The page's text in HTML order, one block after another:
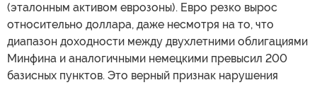
(эталонным активом еврозоны). Евро резко вырос
относительно доллара, даже несмотря на то, что
диапазон доходности между двухлетними облигациями
Минфина и аналогичными немецкими превысил 200
базисных пунктов. Это верный признак нарушения